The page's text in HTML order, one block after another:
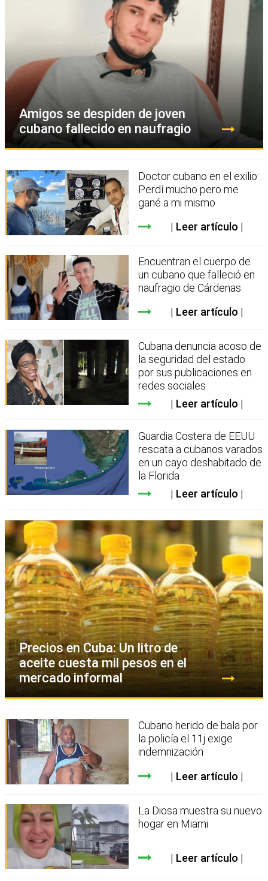
Amigos se despiden de joven
cubano fallecido en naufragio
Doctor cubano en el exilio:
Perdí mucho pero me
gané a mi mismo
Leer artículo
Encuentran el cuerpo de
un cubano que falleció en
naufragio de Cárdenas
Leer artículo
Cubana denuncia acoso de
la seguridad del estado
por sus publicaciones en
redes sociales
Leer artículo
Guardia Costera de EEUU
rescata a cubanos varados
en un cayo deshabitado de
la Florida
Leer artículo
Precios en Cuba: Un litro de
aceite cuesta mil pesos en el
mercado informal
Cubano herido de bala por
la policía el 11j exige
indemnización
Leer artículo
La Diosa muestra su nuevo
hogar en Miami
Leer artículo